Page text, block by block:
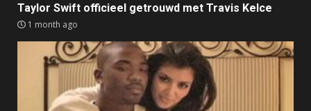
Taylor Swift officieel getrouwd met Travis Kelce
1 month ago